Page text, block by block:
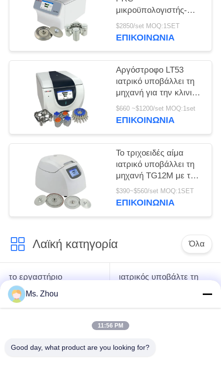
μικροϋπολογιστής-
σωλήνων H1750R σε
φυγοκέντρωση τη
κατεψυγμένη
υποβάλλει
$2850/set MOQ:1SET
ΕΠΙΚΟΙΝΩΝΊΑ
Αργόστροφο LT53
ιατρικό υποβάλλει τη
μηχανή για την κλινική
γενετική βιολογία
ιατρικής σε
$660 ~$1200/set MOQ:1set
ΕΠΙΚΟΙΝΩΝΊΑ
Το τριχοειδές αίμα
ιατρικό υποβάλλει τη
μηχανή TG12M με το
σύστημα
αυτοδιάγνωσης
$390~$560/set MOQ:1SET
ΕΠΙΚΟΙΝΩΝΊΑ
Λαϊκή κατηγορία Όλα
το εργαστήριο
υποβάλλει τη μηχανή
σε φυγοκέντρωση
ιατρικός υποβάλτε τη
σε φυγοκέντρωση
κατεψυγμένος
σε φυγοκέντρωση
Ms. Zhou
11:56 PM
Good day, what product are you looking for?